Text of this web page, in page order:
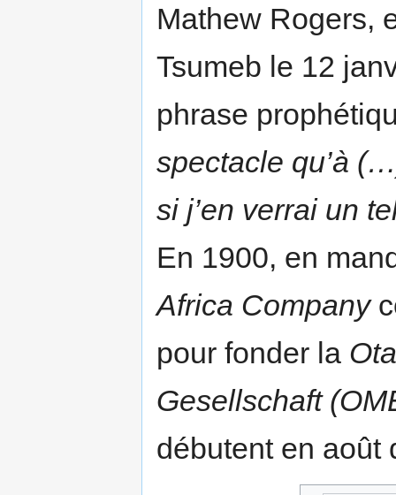
Mathew Rogers,
Tsumeb le 12
phrase
spectacle qu’à
si j’en verrai un
En 1900, en
Africa Company
pour fonder la
Gesellschaft
débutent en août